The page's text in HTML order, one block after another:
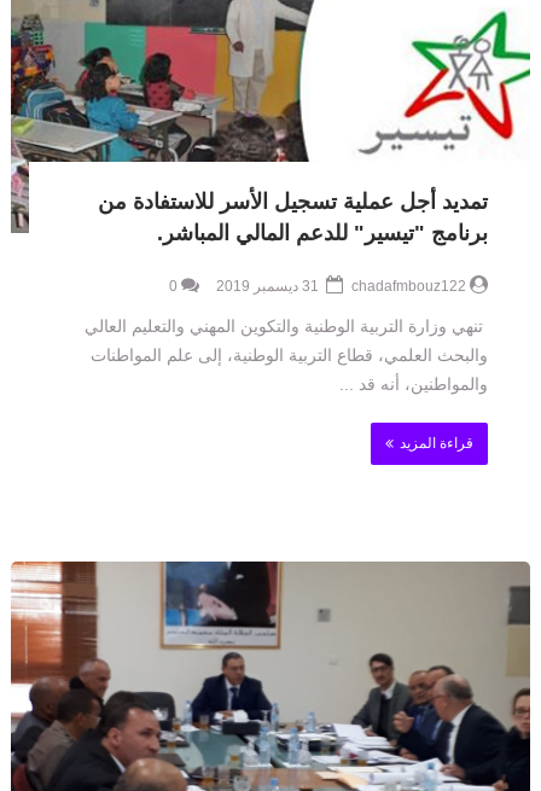
تمديد أجل عملية تسجيل الأسر للاستفادة من
برنامج "تيسير" للدعم المالي المباشر.
chadafmbouz122
0
تنهي وزارة التربية الوطنية والتكوين المهني والتعليم العالي
والبحث العلمي، قطاع التربية الوطنية، إلى علم المواطنات
والمواطنين، أنه قد ...
قراءة المزيد